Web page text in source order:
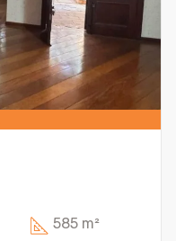
585 m²